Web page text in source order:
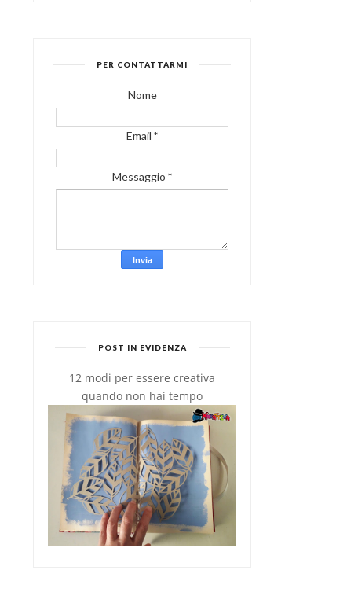
PER CONTATTARMI
Nome
Email*
Messaggio*
POST IN EVIDENZA
12 modi per essere creativa
quando non hai tempo